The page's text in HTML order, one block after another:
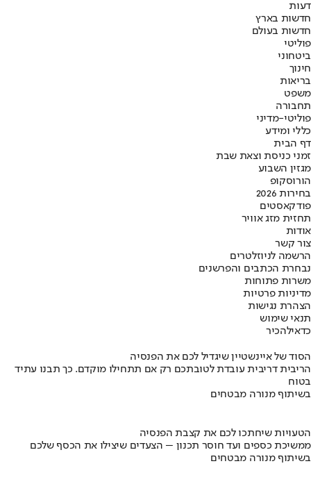
דעות
חדשות בארץ
חדשות בעולם
פוליטי
ביטחוני
חינוך
בריאות
משפט
תחבורה
פוליטי-מדיני
כללי ומידע
דף הבית
זמני כניסת וצאת שבת
מגזין השבוע
הורוסקופ
בחירות 2026
פודקאסטים
תחזית מזג אוויר
אודות
צור קשר
הרשמה לניוזלטרים
נבחרת הכתבים והפרשנים
משרות פתוחות
מדיניות פרטיות
הצהרת נגישות
תנאי שימוש
כדאילהכיר
הסוד של איינשטיין שיגדיל לכם את הפנסיה
הריבית דריבית עובדת לטובתכם רק אם תתחילו מוקדם. כך תבנו עתיד
בטוח
בשיתוף מנורה מבטחים
הטעויות שיחתכו לכם את קצבת הפנסיה
ממשיכת כספים ועד חוסר תכנון – הצעדים שיצילו את הכסף שלכם
בשיתוף מנורה מבטחים